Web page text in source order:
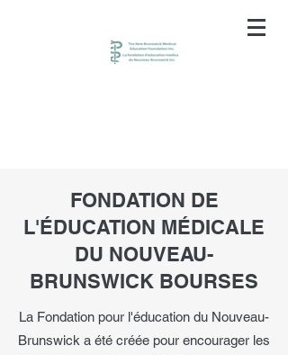
FONDATION DE
L'ÉDUCATION MÉDICALE
DU NOUVEAU-
BRUNSWICK BOURSES
La Fondation pour l'éducation du Nouveau-
Brunswick a été créée pour encourager les